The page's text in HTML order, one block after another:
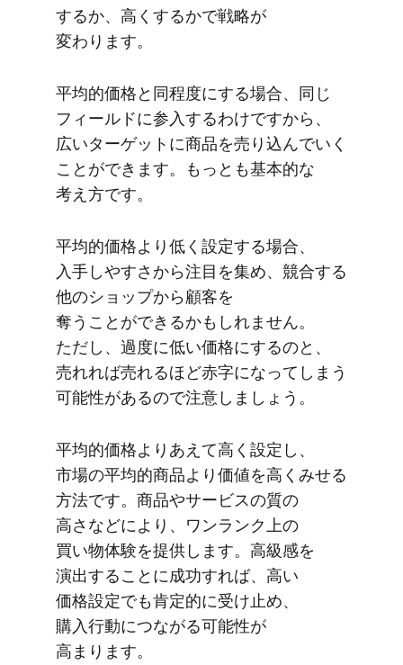
するか、​高く​するかで​戦略が​
変わります。
平均的価格と​同程度に​する​場合、​同じ​
フィールドに​参入するわけですから、​
広い​ターゲットに​商品を​売り​込んでいく​
ことができます。​もっとも​基本的な​
考え方です。
平均的価格より​低く​設定する​場合、​
入手しやすさから​注目を​集め、​競合する​
他の​ショップから​顧客を​
奪うことができるかもしれません。​
ただし、​過度に​低い​価格に​するのと、​
売れれば​売れる​ほど​赤字に​なってしまう​
可能性が​あるので​注意しましょう。
平均的価格より​あえて​高く​設定し、​
市場の​平均的商品より​価値を​高く​みせる​
方​法です。​商品や​サービスの​質の​
高さなどに​より、​ワンランク上の​
買い物体験を​提供します。​高級感を​
演出する​ことに​成功すれば、​高い​
価格設定でも​肯定的に​受け止め、​
購入行動に​つながる​可能性が​
高まります。